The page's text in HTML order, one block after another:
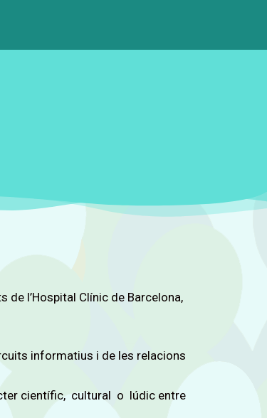
l’Hospital Clínic de Barcelona,
informatius i de les relacions
científic, cultural o lúdic entre